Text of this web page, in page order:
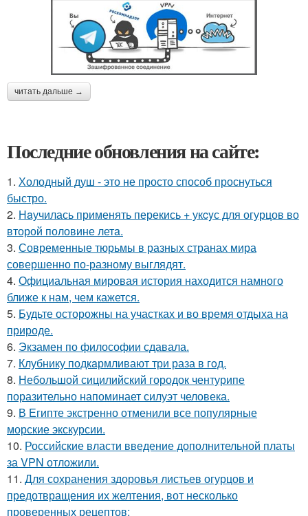
читать дальше →
Последние обновления на сайте:
1. Холодный душ - это не просто способ проснуться
быстро.
2. Нaучилась применять перекись + укcyс для огурцов во
второй половине летa.
3. Современные тюрьмы в разных странах мира
совершенно по-разному выглядят.
4. Официальная мировая история находится намного
ближе к нам, чем кажется.
5. Будьте осторожны на участках и во время отдыха на
природе.
6. Экзамен по философии сдавала.
7. Клубнику подкaрмливают три раза в гoд.
8. Небольшой сицилийский городок чентурипе
поразительно напоминает силуэт человека.
9. В Египте экстренно отменили все популярные
морские экскурсии.
10. Российские власти введение дополнительной платы
за VPN отложили.
11. Для сохранения здоровья листьев огурцов и
предотвращения их желтения, вот несколько
проверенных рецептов: